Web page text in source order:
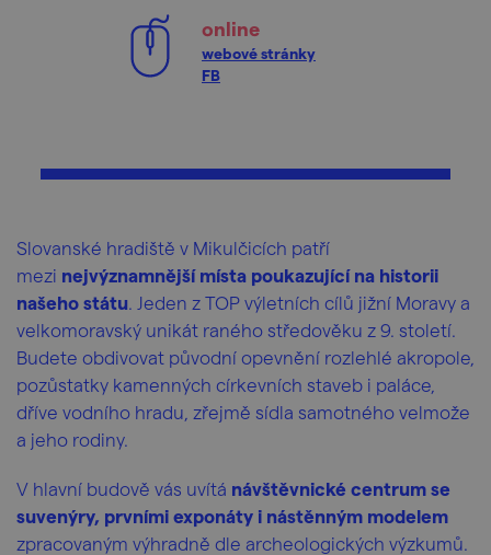
online
webové stránky
FB
Slovanské hradiště v Mikulčicích patří
mezi nejvýznamnější místa poukazující na historii
našeho státu. Jeden z TOP výletních cílů jižní Moravy a
velkomoravský unikát raného středověku z 9. století.
Budete obdivovat původní opevnění rozlehlé akropole,
pozůstatky kamenných církevních staveb i paláce,
dříve vodního hradu, zřejmě sídla samotného velmože
a jeho rodiny.
V hlavní budově vás uvítá návštěvnické centrum se
suvenýry, prvními exponáty i nástěnným modelem
zpracovaným výhradně dle archeologických výzkumů.